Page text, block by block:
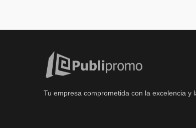
Tu empresa comprometida con la excelencia y